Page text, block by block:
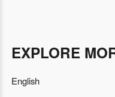
EXPLORE
English